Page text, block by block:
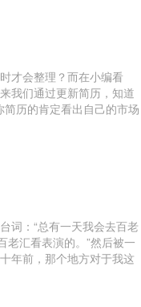
才会整理？而在小编看
我们通过更新简历，知道
历的肯定看出自己的市场
词：“总有一天我会去百老
老汇看表演的。”然后被一
年前，那个地方对于我这